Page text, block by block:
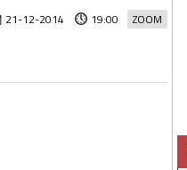
ZOOM
21-12-2014 19:00